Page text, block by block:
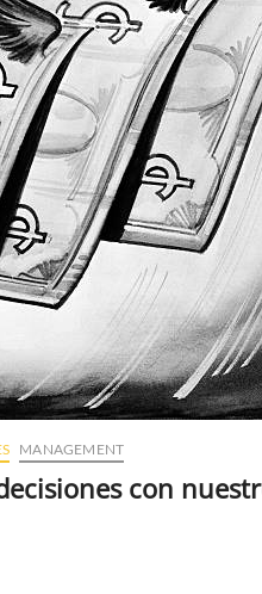
MANAGEMENT
con